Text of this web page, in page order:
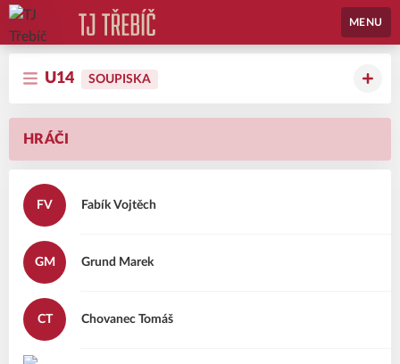
MENU
U14 SOUPISKA
HRÁČI
FV Vojtěch
Fabík
GM Marek
Grund
CT Tomáš
Chovanec